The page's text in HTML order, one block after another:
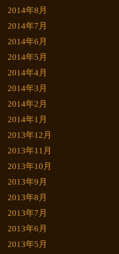
2014年8月
2014年7月
2014年6月
2014年5月
2014年4月
2014年3月
2014年2月
2014年1月
2013年12月
2013年11月
2013年10月
2013年9月
2013年8月
2013年7月
2013年6月
2013年5月